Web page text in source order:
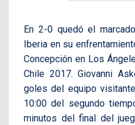
En 2-0 quedó el
Iberia en su
Concepción en Los
Chile 2017. Giovanni
goles del equipo
10:00 del segundo
minutos del final del